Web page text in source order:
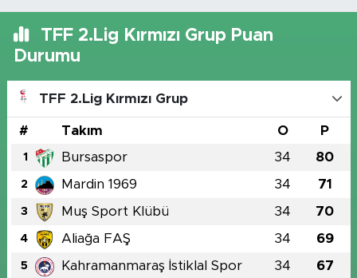
TFF 2.Lig Kırmızı Grup Puan
Durumu
TFF 2.Lig Kırmızı Grup
# Takım O P
1 Bursaspor 34 80
2 Mardin 1969 34 71
3 Muş Sport Klübü 34 70
4 Aliağa FAŞ 34 69
5 Kahramanmaraş İstiklal Spor 34 67